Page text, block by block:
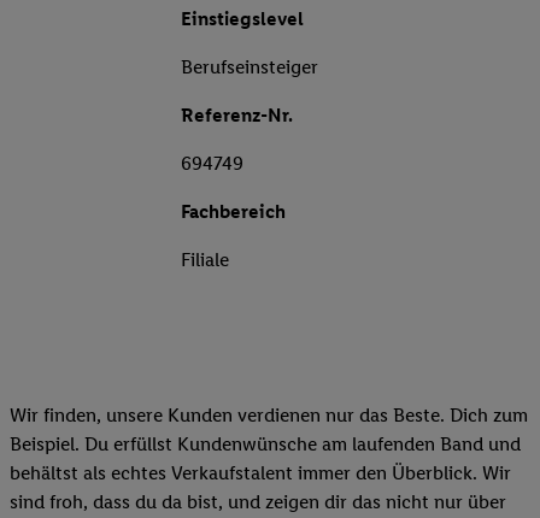
Einstiegslevel
Berufseinsteiger
Referenz-Nr.
694749
Fachbereich
Filiale
Wir finden, unsere Kunden verdienen nur das Beste. Dich zum
Beispiel. Du erfüllst Kundenwünsche am laufenden Band und
behältst als echtes Verkaufstalent immer den Überblick. Wir
sind froh, dass du da bist, und zeigen dir das nicht nur über